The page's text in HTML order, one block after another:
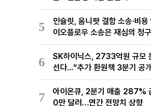
5
인슐릿, 옴니팟 결함 소송·비
이오플로우 소송은 재심의 청구
6
SK하이닉스, 2733억원 규모
선다...“추가 환원책 3분기 공
7
아이온큐, 2분기 매출 287%
0만 달러…연간 전망치 상향